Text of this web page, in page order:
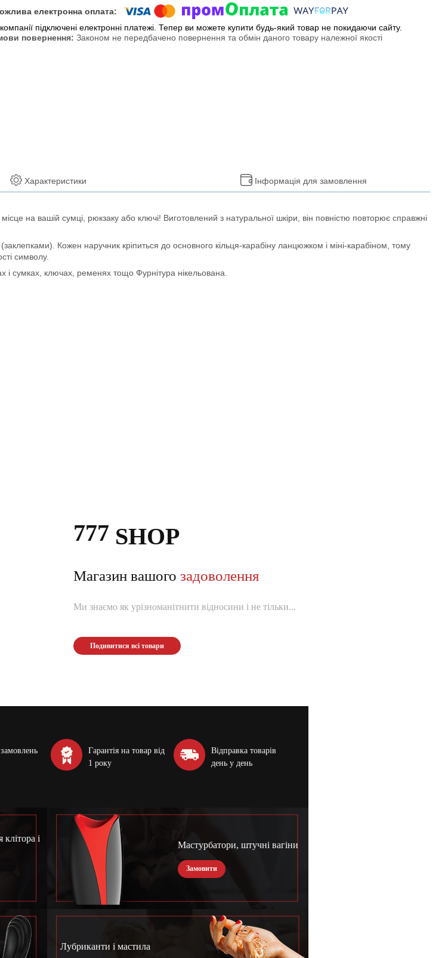
підключені електронні платежі. Тепер ви можете купити будь-який товар не покидаючи сайту.
Законом не передбачено повернення та обмін даного товару належної якості
Характеристики Інформація для замовлення
на вашій сумці, рюкзаку або ключі! Виготовлений з натуральної шкіри, він повністю повторює справжні
Кожен наручник кріпиться до основного кільця-карабіну ланцюжком і міні-карабіном, тому
символу.
і сумках, ключах, ременях тощо Фурнітура нікельована.
777 SHOP
Магазин вашого задоволення
Ми знаємо як урізноманітнити відносини і не тільки...
Подивитися всі товари
Гарантія на товар від
1 року
Відправка товарів
день у день
і
Мастурбатори, штучні вагіни
Замовити
Лубриканти і мастила